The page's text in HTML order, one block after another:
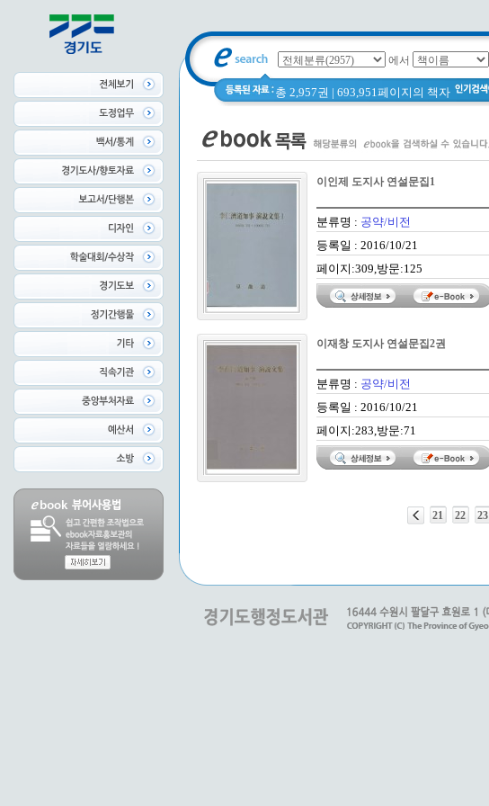
에서
총 2,957권 | 693,951페이지의 책자
이인제 도지사 연설문집1
분류명 : 공약/비전
등록일 : 2016/10/21
페이지:309,방문:125
이재창 도지사 연설문집2권
분류명 : 공약/비전
등록일 : 2016/10/21
페이지:283,방문:71
21 22 23